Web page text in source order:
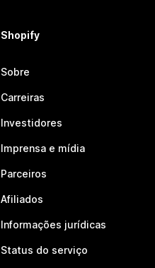
Shopify
Sobre
Carreiras
Investidores
Imprensa e mídia
Parceiros
Afiliados
Informações jurídicas
Status do serviço